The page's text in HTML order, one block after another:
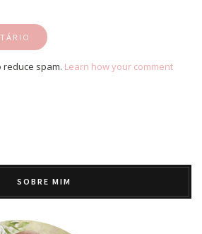
reduce spam. Learn how your comment
SOBRE MIM